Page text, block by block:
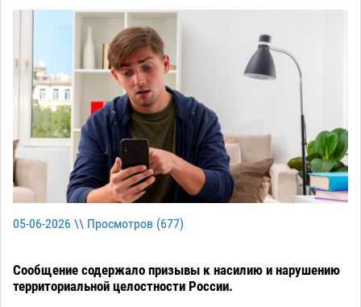
05-06-2026 \\ Просмотров (677)
Сообщение содержало призывы к насилию и нарушению
территориальной целостности России.